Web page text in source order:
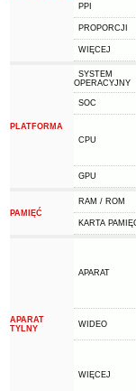
PPI
PROPORCJI
WIĘCEJ
PLATFORMA
SYSTEM
OPERACYJNY
SOC
CPU
GPU
PAMIĘĆ
RAM / ROM
KARTA
APARAT
TYLNY
APARAT
WIDEO
WIĘCEJ